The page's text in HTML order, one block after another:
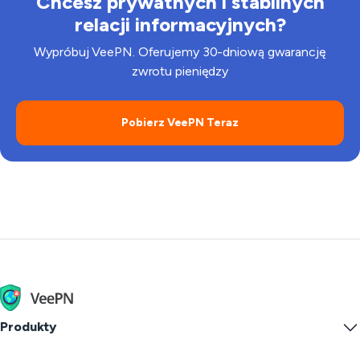
relacji informacyjnych?
Wypróbuj VeePN. Oferujemy 30-dniową gwarancję
zwrotu pieniędzy
Pobierz VeePN Teraz
Produkty